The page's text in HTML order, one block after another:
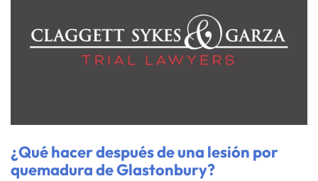
¿Qué hacer después de una lesión por
quemadura de Glastonbury?